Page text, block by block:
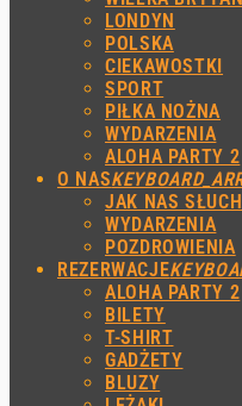
LONDYN
POLSKA
CIEKAWOSTKI
SPORT
PIŁKA NOŻNA
WYDARZENIA
ALOHA PARTY 2
O NAS
JAK NAS
WYDARZENIA
POZDROWIENIA
REZERWACJE
ALOHA PARTY 2
BILETY
T-SHIRT
GADŻETY
BLUZY